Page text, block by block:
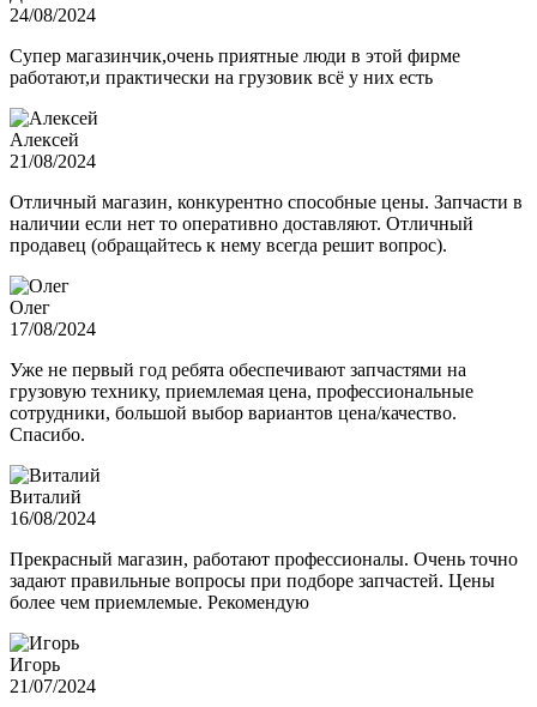
24/08/2024
Супер магазинчик,очень приятные люди в этой фирме
работают,и практически на грузовик всё у них есть
Алексей
21/08/2024
Отличный магазин, конкурентно способные цены. Запчасти в
наличии если нет то оперативно доставляют. Отличный
продавец (обращайтесь к нему всегда решит вопрос).
Олег
17/08/2024
Уже не первый год ребята обеспечивают запчастями на
грузовую технику, приемлемая цена, профессиональные
сотрудники, большой выбор вариантов цена/качество.
Спасибо.
Виталий
16/08/2024
Прекрасный магазин, работают профессионалы. Очень точно
задают правильные вопросы при подборе запчастей. Цены
более чем приемлемые. Рекомендую
Игорь
21/07/2024